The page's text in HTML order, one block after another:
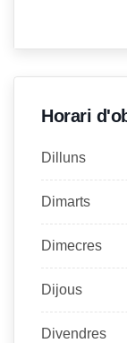
Horari
Dilluns
Dimarts
Dimecres
Dijous
Divendres